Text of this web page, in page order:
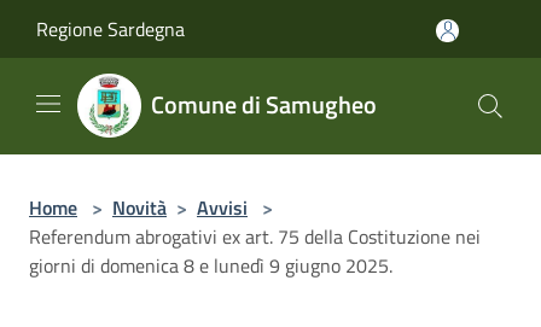
Regione Sardegna
Comune di Samugheo
Home > Novità > Avvisi >
Referendum abrogativi ex art. 75 della Costituzione nei
giorni di domenica 8 e lunedì 9 giugno 2025.